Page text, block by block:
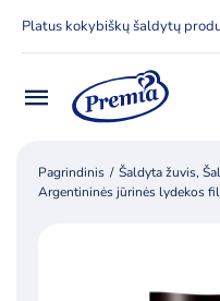
Platus kokybiškų šaldytų
Toggle
Navigation
Pradžia
Apie Premia KPC
Pagrindinis Šaldyta žuvis
Argentininės jūrinės lydekos